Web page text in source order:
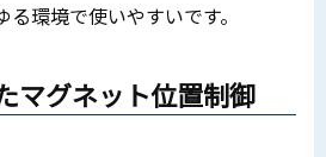
環境で使いやすいです。
マグネット位置制御